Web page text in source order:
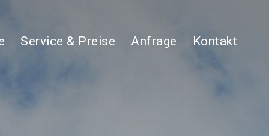
Service & Preise Anfrage Kontakt